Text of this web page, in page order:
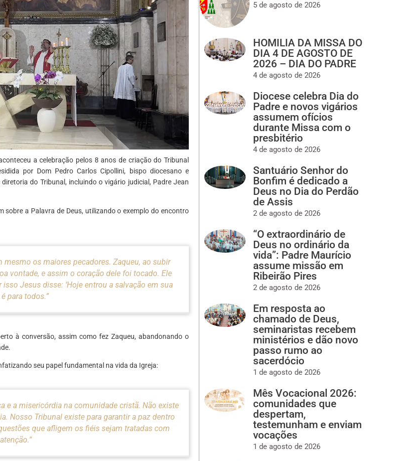
a celebração pelos 8 anos de criação do Tribunal
por Dom Pedro Carlos Cipollini, bispo diocesano e
do Tribunal, incluindo o vigário judicial, Padre Jean
sobre a Palavra de Deus, utilizando o exemplo do encontro
os maiores pecadores. Zaqueu, ao subir
vontade, e assim o coração dele foi tocado. Ele
Jesus disse: ‘Hoje entrou a salvação em sua
para todos.”
à conversão, assim como fez Zaqueu, abandonando o
seu papel fundamental na vida da Igreja:
e a misericórdia na comunidade cristã. Não existe
Nosso Tribunal existe para garantir a paz dentro
que afligem os fiéis sejam tratadas com
5 de agosto de 2026
HOMILIA DA MISSA DO
DIA 4 DE AGOSTO DE
2026 – DIA DO PADRE
4 de agosto de 2026
Diocese celebra Dia do
Padre e novos vigários
assumem ofícios
durante Missa com o
presbitério
4 de agosto de 2026
Santuário Senhor do
Bonfim é dedicado a
Deus no Dia do Perdão
de Assis
2 de agosto de 2026
“O extraordinário de
Deus no ordinário da
vida”: Padre Maurício
assume missão em
Ribeirão Pires
2 de agosto de 2026
Em resposta ao
chamado de Deus,
seminaristas recebem
ministérios e dão novo
passo rumo ao
sacerdócio
1 de agosto de 2026
Mês Vocacional 2026:
comunidades que
despertam,
testemunham e enviam
vocações
1 de agosto de 2026